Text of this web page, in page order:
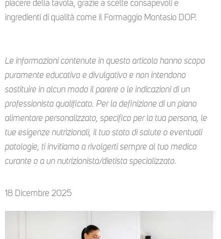
piacere della tavola, grazie a scelte consapevoli e
ingredienti di qualità come il Formaggio Montasio DOP.
Le informazioni contenute in questo articolo hanno scopo
puramente educativo e divulgativo e non intendono
sostituire in alcun modo il parere o le indicazioni di un
professionista qualificato. Per la definizione di un piano
alimentare personalizzato, specifico per la tua persona, le
tue esigenze nutrizionali, il tuo stato di salute o eventuali
patologie, ti invitiamo a rivolgerti sempre al tuo medico
curante o a un nutrizionista/dietista specializzato.
18 Dicembre 2025